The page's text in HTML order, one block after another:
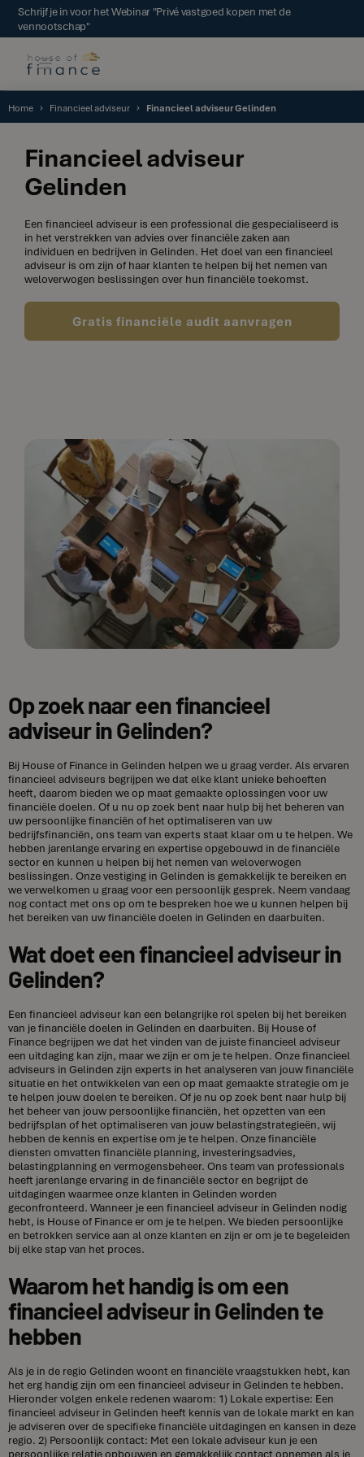
Schrijf je in voor het Webinar "Privé vastgoed kopen met de
vennootschap"
Home Financieel adviseur Financieel adviseur Gelinden
Financieel adviseur
Gelinden
Een financieel adviseur is een professional die gespecialiseerd is
in het verstrekken van advies over financiële zaken aan
individuen en bedrijven in Gelinden. Het doel van een financieel
adviseur is om zijn of haar klanten te helpen bij het nemen van
weloverwogen beslissingen over hun financiële toekomst.
Gratis financiële audit aanvragen
Op zoek naar een financieel
adviseur in Gelinden?
Bij House of Finance in Gelinden helpen we u graag verder. Als ervaren
financieel adviseurs begrijpen we dat elke klant unieke behoeften
heeft, daarom bieden we op maat gemaakte oplossingen voor uw
financiële doelen. Of u nu op zoek bent naar hulp bij het beheren van
uw persoonlijke financiën of het optimaliseren van uw
bedrijfsfinanciën, ons team van experts staat klaar om u te helpen. We
hebben jarenlange ervaring en expertise opgebouwd in de financiële
sector en kunnen u helpen bij het nemen van weloverwogen
beslissingen. Onze vestiging in Gelinden is gemakkelijk te bereiken en
we verwelkomen u graag voor een persoonlijk gesprek. Neem vandaag
nog contact met ons op om te bespreken hoe we u kunnen helpen bij
het bereiken van uw financiële doelen in Gelinden en daarbuiten.
Wat doet een financieel adviseur in
Gelinden?
Een financieel adviseur kan een belangrijke rol spelen bij het bereiken
van je financiële doelen in Gelinden en daarbuiten. Bij House of
Finance begrijpen we dat het vinden van de juiste financieel adviseur
een uitdaging kan zijn, maar we zijn er om je te helpen. Onze financieel
adviseurs in Gelinden zijn experts in het analyseren van jouw financiële
situatie en het ontwikkelen van een op maat gemaakte strategie om je
te helpen jouw doelen te bereiken. Of je nu op zoek bent naar hulp bij
het beheer van jouw persoonlijke financiën, het opzetten van een
bedrijfsplan of het optimaliseren van jouw belastingstrategieën, wij
hebben de kennis en expertise om je te helpen. Onze financiële
diensten omvatten financiële planning, investeringsadvies,
belastingplanning en vermogensbeheer. Ons team van professionals
heeft jarenlange ervaring in de financiële sector en begrijpt de
uitdagingen waarmee onze klanten in Gelinden worden
geconfronteerd. Wanneer je een financieel adviseur in Gelinden nodig
hebt, is House of Finance er om je te helpen. We bieden persoonlijke
en betrokken service aan al onze klanten en zijn er om je te begeleiden
bij elke stap van het proces.
Waarom het handig is om een
financieel adviseur in Gelinden te
hebben
Als je in de regio Gelinden woont en financiële vraagstukken hebt, kan
het erg handig zijn om een financieel adviseur in Gelinden te hebben.
Hieronder volgen enkele redenen waarom: 1) Lokale expertise: Een
financieel adviseur in Gelinden heeft kennis van de lokale markt en kan
je adviseren over de specifieke financiële uitdagingen en kansen in deze
regio. 2) Persoonlijk contact: Met een lokale adviseur kun je een
persoonlijke relatie opbouwen en gemakkelijk contact opnemen als je